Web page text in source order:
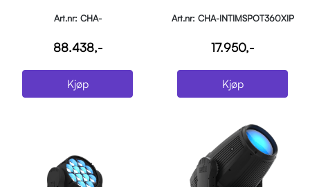
Art.nr: CHA-
88.438,-
Kjøp
Art.nr: CHA-INTIMSPOT360XIP
17.950,-
Kjøp